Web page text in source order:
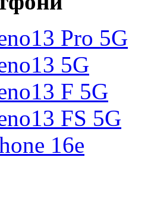
Pro 5G
5G
F 5G
FS 5G
16e